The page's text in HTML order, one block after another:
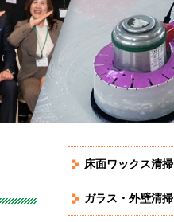
床面ワックス清掃
ガラス・外壁清掃